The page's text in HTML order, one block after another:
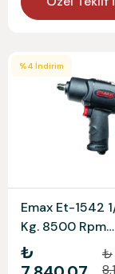
%4 İndirim
Emax Et-1542
Kg. 8500 Rpm
Kompozit Havalı
Somun Sökme
₺
₺